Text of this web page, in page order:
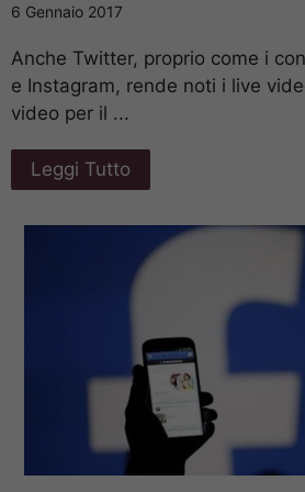
6 Gennaio 2017
Anche Twitter, proprio come i
e Instagram, rende noti i live
video per il ...
Leggi Tutto